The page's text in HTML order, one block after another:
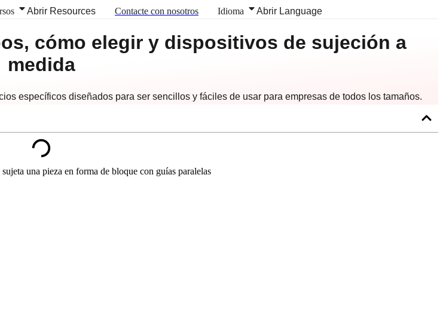
Abrir Resources Contacte con nosotros Idioma Abrir Language
cómo elegir y dispositivos de sujeción a
medida
específicos diseñados para ser sencillos y fáciles de usar para empresas de todos los tamaños.